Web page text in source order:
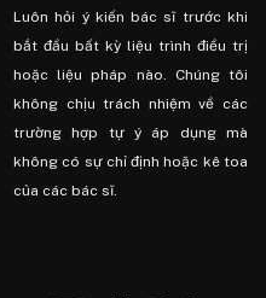
Luôn hỏi ý kiến ​​bác sĩ trước khi
bắt đầu bất kỳ liệu trình điều trị
hoặc liệu pháp nào. Chúng tôi
không chịu trách nhiệm về các
trường hợp tự ý áp dụng mà
không có sự chỉ định hoặc kê toa
của các bác sĩ.